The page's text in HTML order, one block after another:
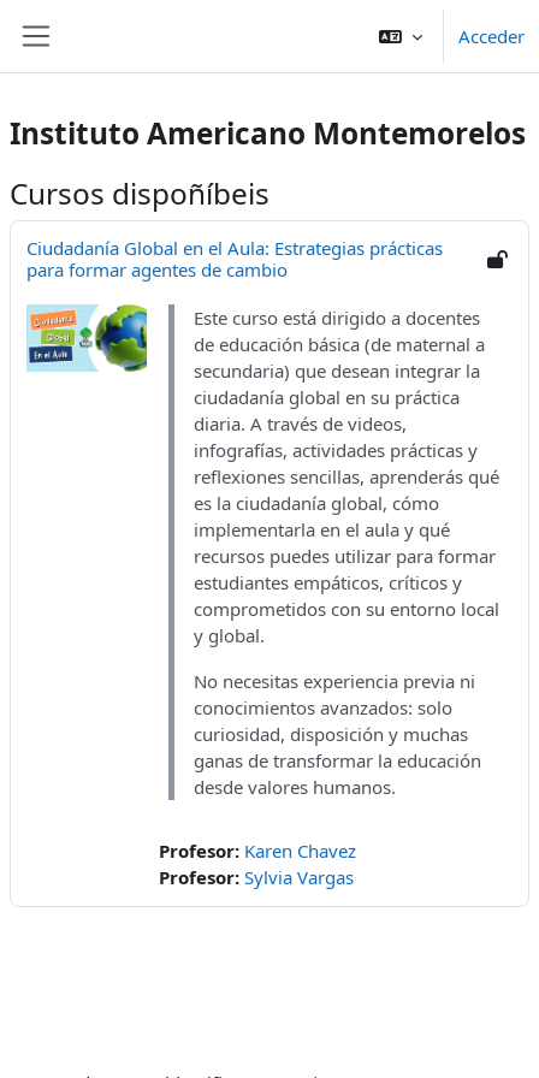
Acceder
Instituto Americano Montemorelos
Cursos dispoñíbeis
Ciudadanía Global en el Aula: Estrategias prácticas
para formar agentes de cambio
Este curso está dirigido a docentes
de educación básica (de maternal a
secundaria) que desean integrar la
ciudadanía global en su práctica
diaria. A través de videos,
infografías, actividades prácticas y
reflexiones sencillas, aprenderás qué
es la ciudadanía global, cómo
implementarla en el aula y qué
recursos puedes utilizar para formar
estudiantes empáticos, críticos y
comprometidos con su entorno local
y global.
No necesitas experiencia previa ni
conocimientos avanzados: solo
curiosidad, disposición y muchas
ganas de transformar la educación
desde valores humanos.
Profesor: Karen Chavez
Profesor: Sylvia Vargas